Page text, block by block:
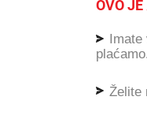
OVO JE
Imate
plaćamo.
Želite